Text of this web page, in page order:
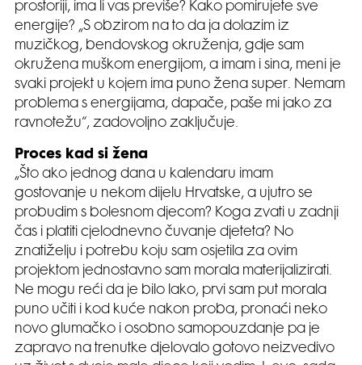
prostoriji, ima li vas previše? Kako pomirujete sve
energije? „S obzirom na to da ja dolazim iz
muzičkog, bendovskog okruženja, gdje sam
okružena muškom energijom, a imam i sina, meni je
svaki projekt u kojem ima puno žena super. Nemam
problema s energijama, dapače, paše mi jako za
ravnotežu“, zadovoljno zaključuje.
Proces kad si žena
„Što ako jednog dana u kalendaru imam
gostovanje u nekom dijelu Hrvatske, a ujutro se
probudim s bolesnom djecom? Koga zvati u zadnji
čas i platiti cjelodnevno čuvanje djeteta? No
znatiželju i potrebu koju sam osjetila za ovim
projektom jednostavno sam morala materijalizirati.
Ne mogu reći da je bilo lako, prvi sam put morala
puno učiti i kod kuće nakon proba, pronaći neko
novo glumačko i osobno samopouzdanje pa je
zapravo na trenutke djelovalo gotovo neizvedivo